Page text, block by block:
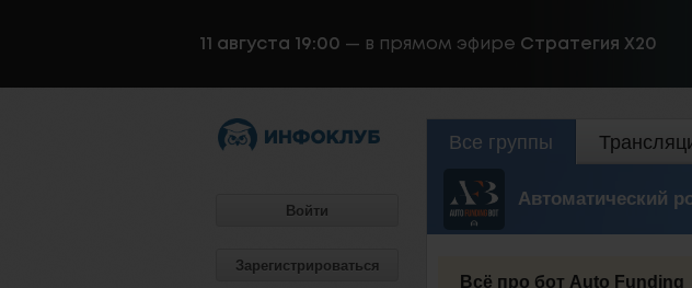
11 августа 19:00 — в прямом эфире Стратегия Х20
Войти
Зарегистрироваться
Все группы
Автоматический
Всё про бот Auto Funding